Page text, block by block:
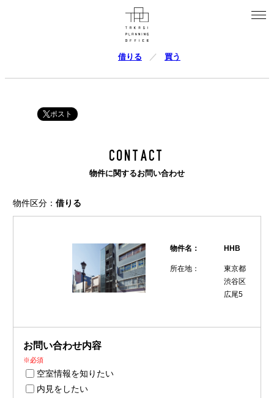
借りる 買う
ポスト
CONTACT
物件に関するお問い合わせ
物件区分：借りる
物件名： HHB
所在地：
東京都
渋谷区
広尾5
お問い合わせ内容
※必須
空室情報を知りたい
内見をしたい